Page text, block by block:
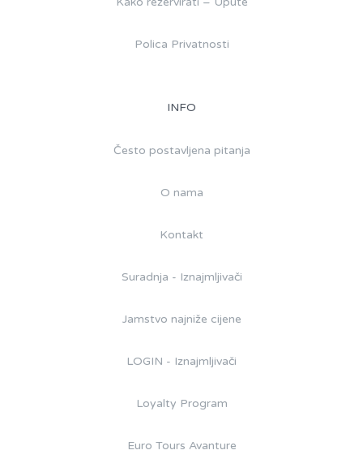
Polica Privatnosti
INFO
Često postavljena pitanja
O nama
Kontakt
Suradnja - Iznajmljivači
Jamstvo najniže cijene
LOGIN - Iznajmljivači
Loyalty Program
Euro Tours Avanture